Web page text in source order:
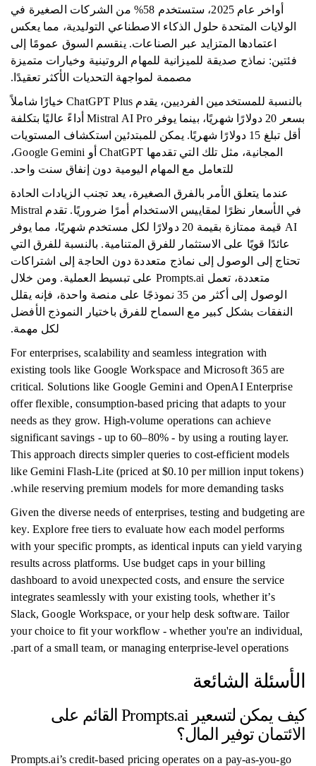
أواخر عام 2025، ستستخدم 58% من الشركات الصغيرة في
الولايات المتحدة حلول الذكاء الاصطناعي التوليدية، مما يعكس
اعتمادها المتزايد عبر الصناعات. ينقسم السوق عمومًا إلى
فئتين: نماذج صديقة للميزانية للمهام الروتينية وخيارات متميزة
مصممة لمواجهة التحديات الأكثر تعقيدًا.
بالنسبة للمستخدمين الفرديين، يقدم ChatGPT Plus خيارًا شاملاً
بسعر 20 دولارًا شهريًا، بينما يوفر Mistral AI Pro أداءً عاليًا بتكلفة
أقل تبلغ 15 دولارًا شهريًا. يمكن للمبتدئين استكشاف المستويات
المجانية، مثل تلك التي تقدمها ChatGPT أو Google Gemini،
للتعامل مع المهام اليومية دون إنفاق سنت واحد.
عندما يتعلق الأمر بالفرق الصغيرة، يعد تجنب الزيادات الحادة
في الأسعار نظرًا لمقاييس الاستخدام أمرًا ضروريًا. تقدم Mistral
AI قيمة ممتازة بقيمة 20 دولارًا لكل مستخدم شهريًا، مما يوفر
عائدًا قويًا على الاستثمار للفرق المتنامية. بالنسبة للفرق التي
تحتاج إلى الوصول إلى نماذج متعددة دون الحاجة إلى اشتراكات
متعددة، تعمل Prompts.ai على تبسيط العملية. ومن خلال
الوصول إلى أكثر من 35 نموذجًا على منصة واحدة، فإنه يقلل
النفقات بشكل كبير مع السماح للفرق باختيار النموذج الأفضل
لكل مهمة.
For enterprises, scalability and seamless integration with
existing tools like Google Workspace and Microsoft 365 are
critical. Solutions like Google Gemini and OpenAI Enterprise
offer flexible, consumption-based pricing that adapts to your
needs as they grow. High-volume operations can achieve
significant savings - up to 60–80% - by using a routing layer.
This approach directs simpler queries to cost-efficient models
like Gemini Flash-Lite (priced at $0.10 per million input tokens)
while reserving premium models for more demanding tasks.
Given the diverse needs of enterprises, testing and budgeting are
key. Explore free tiers to evaluate how each model performs
with your specific prompts, as identical inputs can yield varying
results across platforms. Use budget caps in your billing
dashboard to avoid unexpected costs, and ensure the service
integrates seamlessly with your existing tools, whether it’s
Slack, Google Workspace, or your help desk software. Tailor
your choice to fit your workflow - whether you're an individual,
part of a small team, or managing enterprise-level operations.
الأسئلة الشائعة
كيف يمكن لتسعير Prompts.ai القائم على
الائتمان توفير المال؟
Prompts.ai’s credit-based pricing operates on a pay-as-you-go